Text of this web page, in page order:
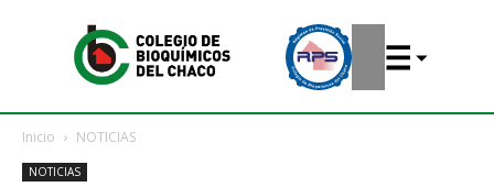
Inicio NOTICIAS
NOTICIAS